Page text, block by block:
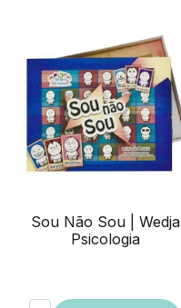
Sou Não Sou | Wedja
Psicologia